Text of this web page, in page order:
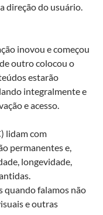
direção do usuário.
inovou e começou
outro colocou o
estarão
integralmente e
e acesso.
lidam com
permanentes e,
longevidade,
quando falamos não
e outras